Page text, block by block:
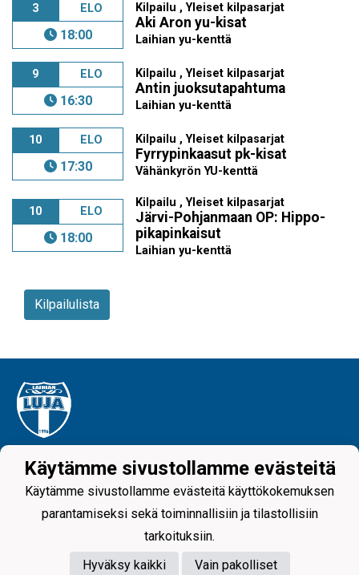
3 ELO
18:00
Kilpailu , Yleiset kilpasarjat
Aki Aron yu-kisat
Laihian yu-kenttä
9 ELO
16:30
Kilpailu , Yleiset kilpasarjat
Antin juoksutapahtuma
Laihian yu-kenttä
10 ELO
17:30
Kilpailu , Yleiset kilpasarjat
Fyrrypinkaasut pk-kisat
Vähänkyrön YU-kenttä
10 ELO
18:00
Kilpailu , Yleiset kilpasarjat
Järvi-Pohjanmaan OP: Hippo-
pikapinkaisut
Laihian yu-kenttä
Kilpailulista
Tietosuojaseloste
Laihian Luja - since 1996
Käytämme sivustollamme evästeitä
Käytämme sivustollamme evästeitä käyttökokemuksen
parantamiseksi sekä toiminnallisiin ja tilastollisiin
tarkoituksiin.
Hyväksy kaikki
Vain pakolliset